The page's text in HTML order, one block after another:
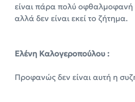
είναι πάρα πολύ οφθαλμοφανή
αλλά δεν είναι εκεί το ζήτημα.
Ελένη Καλογεροπούλου :
Προφανώς δεν είναι αυτή η